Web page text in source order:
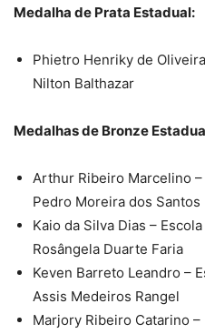
Medalha de Prata Estadual:
Phietro Henriky de
Nilton Balthazar
Medalhas de Bronze
Arthur Ribeiro Marcelino
Pedro Moreira dos Santos
Kaio da Silva Dias –
Rosângela Duarte Faria
Keven Barreto Leandro –
Assis Medeiros Rangel
Marjory Ribeiro Catarino